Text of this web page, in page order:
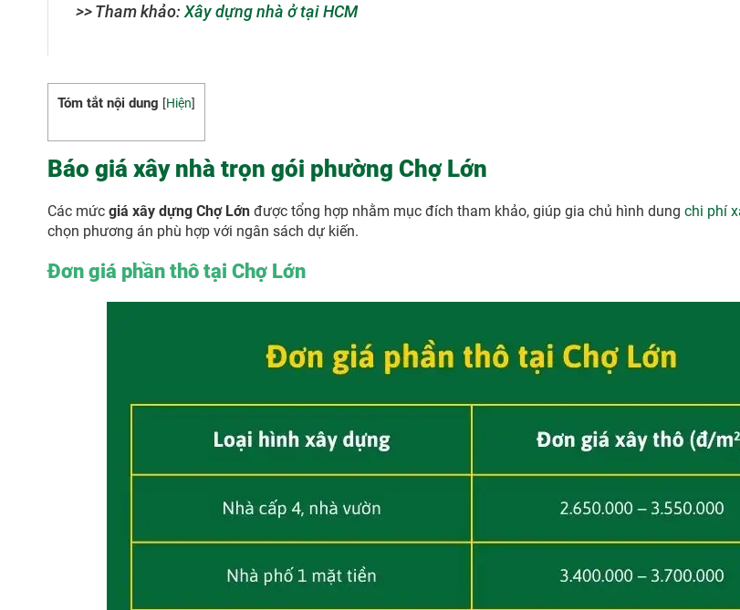
>> Tham khảo: Xây dựng nhà ở tại HCM
Tóm tắt nội dung [Hiện]
Báo giá xây nhà trọn gói phường Chợ Lớn
Các mức giá xây dựng Chợ Lớn được tổng hợp nhằm mục đích tham khảo, giúp gia chủ hình dung chi phí
chọn phương án phù hợp với ngân sách dự kiến.
Đơn giá phần thô tại Chợ Lớn